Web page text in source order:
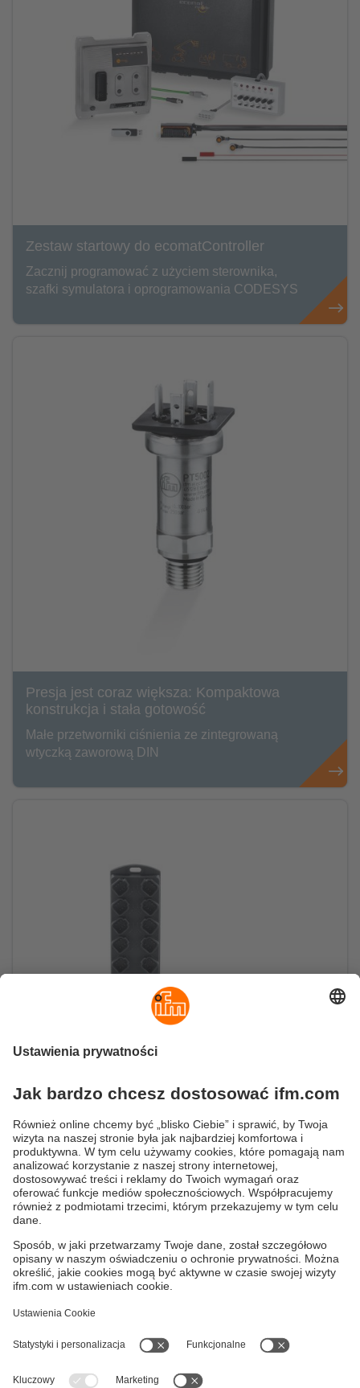
Zestaw startowy do ecomatController
Zacznij programować z użyciem sterownika,
szafki symulatora i oprogramowania CODESYS
Presja jest coraz większa: Kompaktowa
konstrukcja i stała gotowość
Małe przetworniki ciśnienia ze zintegrowaną
wtyczką zaworową DIN
ioControl – wytrzymały moduł wejść/wyjść
Moduł z wbudowanym sterownikiem o wysokim
stopniu ochrony do urządzeń mobilnych
ifmformation - artykuły
Ogólne Warunki
Cookies